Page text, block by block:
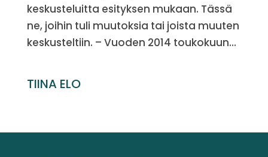
keskusteluitta esityksen mukaan. Tässä
ne, joihin tuli muutoksia tai joista muuten
keskusteltiin. – Vuoden 2014 toukokuun...
TIINA ELO